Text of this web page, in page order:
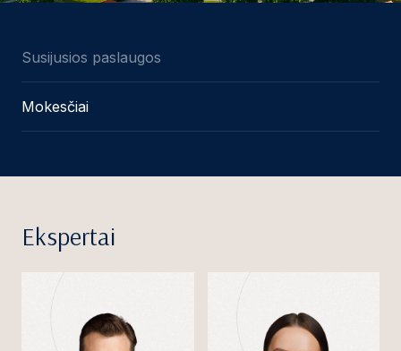
Susijusios paslaugos
Mokesčiai
Ekspertai